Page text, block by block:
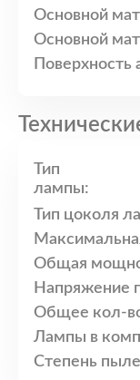
Основной
Основной
Поверхность
Тип
лампы:
Тип цоколя
Общая
Напряжение
Общее кол-
Лампы в
Степень